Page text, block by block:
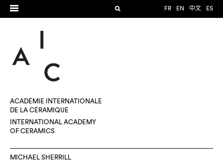
FR EN 中文 ES
ACADÉMIE INTERNATIONALE
DE LA CÉRAMIQUE
INTERNATIONAL ACADEMY
OF CERAMICS
MICHAEL SHERRILL